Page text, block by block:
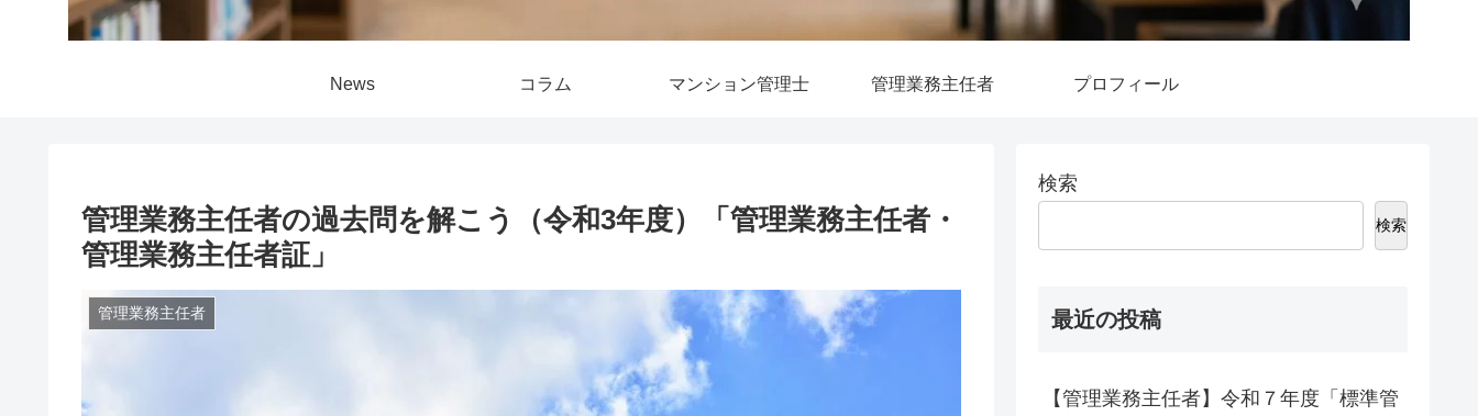
News コラム マンション管理士 管理業務主任者 プロフィール
管理業務主任者の過去問を解こう（令和3年度）「管理業務主任者・
管理業務主任者証」
管理業務主任者
検索
検索
最近の投稿
【管理業務主任者】令和７年度「標準管